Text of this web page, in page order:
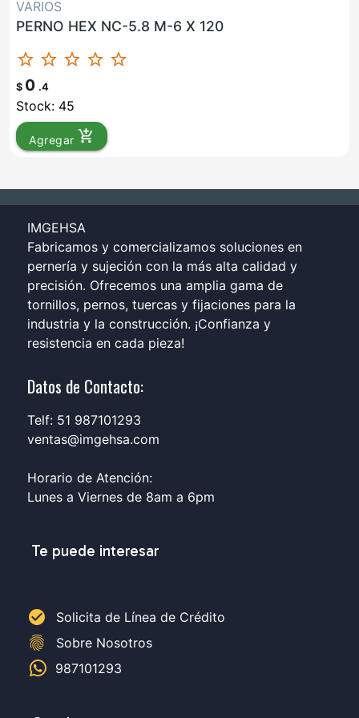
VARIOS
PERNO HEX NC-5.8 M-6 X 120
star_border star_border star_border star_border star_border
$ 0 .4
Stock: 45
Agregar add_shopping_cart
IMGEHSA
Fabricamos y comercializamos soluciones en
pernería y sujeción con la más alta calidad y
precisión. Ofrecemos una amplia gama de
tornillos, pernos, tuercas y fijaciones para la
industria y la construcción. ¡Confianza y
resistencia en cada pieza!
Datos de Contacto:
Telf: 51 987101293
ventas@imgehsa.com
Horario de Atención:
Lunes a Viernes de 8am a 6pm
Te puede interesar
check_circle Solicita de Línea de Crédito
fingerprint
Sobre Nosotros
987101293